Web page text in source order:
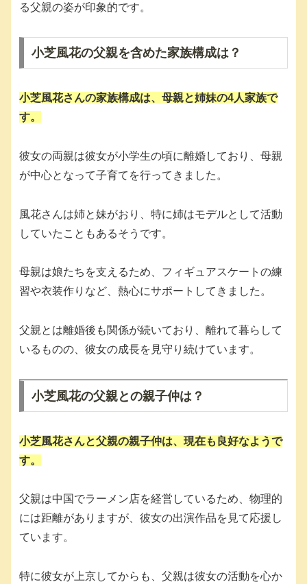
る父親の姿が印象的です。
小芝風花の父親を含めた家族構成は？
小芝風花さんの家族構成は、母親と姉妹の4人家族で
す。
彼女の両親は彼女が小学生の頃に離婚しており、母親
が中心となって子育てを行ってきました。
風花さんは姉と妹がおり、特に姉はモデルとして活動
していたこともあるそうです。
母親は娘たちを支えるため、フィギュアスケートの練
習や衣装作りなど、熱心にサポートしてきました。
父親とは離婚後も関係が続いており、離れて暮らして
いるものの、彼女の成長を見守り続けています。
小芝風花の父親との親子仲は？
小芝風花さんと父親の親子仲は、現在も良好なようで
す。
父親は中国でラーメン店を経営しているため、物理的
には距離がありますが、彼女の出演作品を見て応援し
ています。
特に彼女が上京してからも、父親は彼女の活動を心か